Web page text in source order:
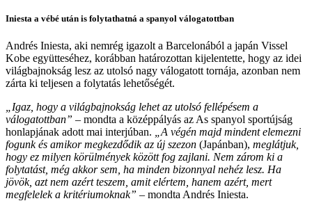
Iniesta a vébé után is folytathatná a spanyol válogatottban
Andrés Iniesta, aki nemrég igazolt a Barcelonából a japán Vissel
Kobe együtteséhez, korábban határozottan kijelentette, hogy az idei
világbajnokság lesz az utolsó nagy válogatott tornája, azonban nem
zárta ki teljesen a folytatás lehetőségét.
„Igaz, hogy a világbajnokság lehet az utolsó fellépésem a
válogatottban” – mondta a középpályás az As spanyol sportújság
honlapjának adott mai interjúban.
„A végén majd mindent elemezni
fogunk és amikor megkezdődik az új szezon (Japánban), meglátjuk,
hogy ez milyen körülmények között fog zajlani. Nem zárom ki a
folytatást, még akkor sem, ha minden bizonnyal nehéz lesz. Ha
jövök, azt nem azért teszem, amit elértem, hanem azért, mert
megfelelek a kritériumoknak” – mondta Andrés Iniesta.